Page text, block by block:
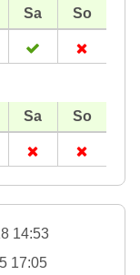
14:53
17:05